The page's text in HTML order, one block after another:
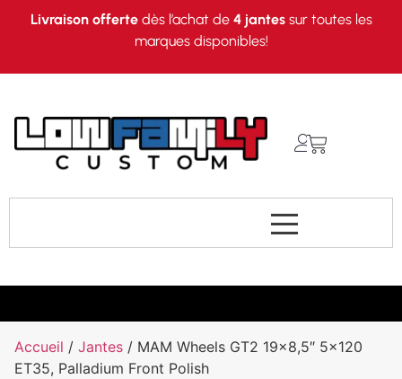
Livraison offertedès l’achat de 4 jantessur toutes les
marques disponibles!
Accueil / Jantes / MAM Wheels GT2 19×8,5″ 5×120
ET35, Palladium Front Polish